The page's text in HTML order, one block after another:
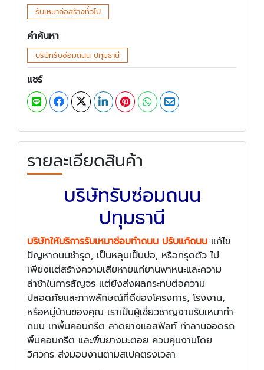
รับเหมาก่อสร้างทั่วไป
คำค้นหา
บริษัทรับซ่อมถนน ปทุมธานี
แชร์
รายละเอียดสินค้า
บริษัทรับซ่อมถนน
ปทุมธานี
บริษัทให้บริการรับเหมาซ่อมทำถนน ปรับแก้ถนน แก้ไข
ปัญหาถนนชำรุด, เป็นหลุมเป็นบ่อ, หรือทรุดตัว ไม่
เพียงแต่สร้างความเสียหายแก่ยานพาหนะและความ
ล่าช้าในการสัญจร แต่ยังส่งผลกระทบต่อความ
ปลอดภัยและภาพลักษณ์ที่ดีของโครงการ, โรงงาน,
หรือหมู่บ้านของคุณ เราเป็นผู้เชี่ยวชาญงานรับเหมาทำ
ถนน เทพื้นคอนกรีต ลาดยางแอสฟัลท์ ทำลานจอดรถ
พื้นคอนกรีต และพื้นยางมะตอย ควบคุมงานโดย
วิศวกร ส่งมอบงานตามสเปคตรงเวลา